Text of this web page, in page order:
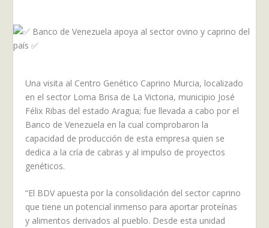
Una visita al Centro Genético Caprino Murcia, localizado
en el sector Loma Brisa de La Victoria, municipio José
Félix Ribas del estado Aragua; fue llevada a cabo por el
Banco de Venezuela en la cual comprobaron la
capacidad de producción de esta empresa quien se
dedica a la cría de cabras y al impulso de proyectos
genéticos.
“El BDV apuesta por la consolidación del sector caprino
que tiene un potencial inmenso para aportar proteínas
y alimentos derivados al pueblo. Desde esta unidad